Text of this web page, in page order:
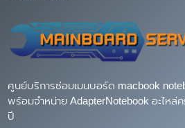
ศูนย์บริการซ่อมเมนบอร์ด macbook
พร้อมจำหน่าย AdapterNotebook อะไหล่
ปี